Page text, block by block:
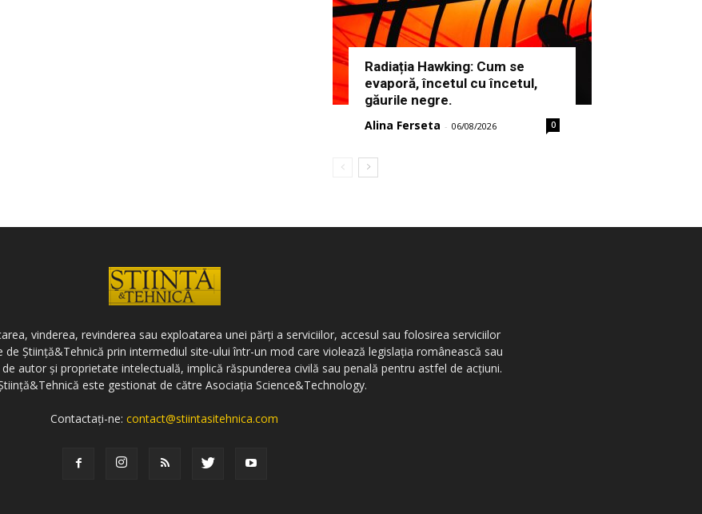
Radiația Hawking: Cum se
evaporă, încetul cu încetul,
găurile negre.
Alina Ferseta - 06/08/2026 0
vinderea, revinderea sau exploatarea unei părți a serviciilor, accesul sau folosirea serviciilor
Știință&Tehnică prin intermediul site-ului într-un mod care violează legislația românească sau
autor și proprietate intelectuală, implică răspunderea civilă sau penală pentru astfel de acțiuni.
este gestionat de către Asociația Science&Technology.
Contactați-ne:contact@stiintasitehnica.com